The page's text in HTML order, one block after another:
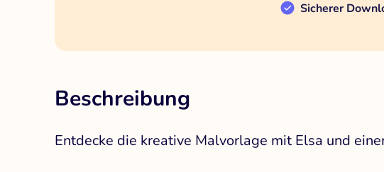
Sicherer
Beschreibung
Entdecke die kreative Malvorlage mit Elsa und